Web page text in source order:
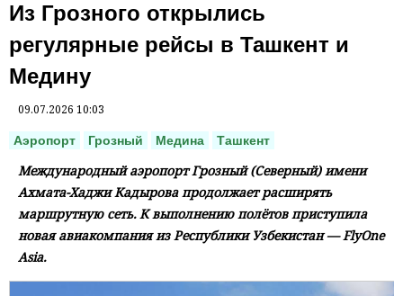
Из Грозного открылись
регулярные рейсы в Ташкент и
Медину
09.07.2026 10:03
Аэропорт Грозный Медина Ташкент
Международный аэропорт Грозный (Северный) имени
Ахмата-Хаджи Кадырова продолжает расширять
маршрутную сеть. К выполнению полётов приступила
новая авиакомпания из Республики Узбекистан — FlyOne
Asia.